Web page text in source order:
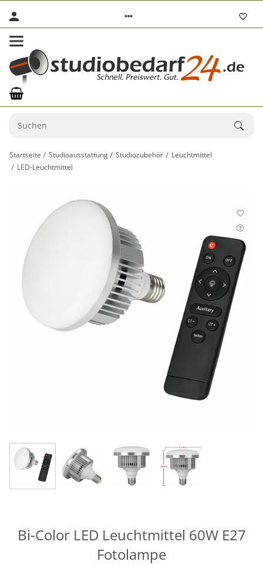
Startseite Studioausstattung Studiozubehör
Leuchtmittel
LED-Leuchtmittel
Bi-Color LED Leuchtmittel 60W E27
Fotolampe